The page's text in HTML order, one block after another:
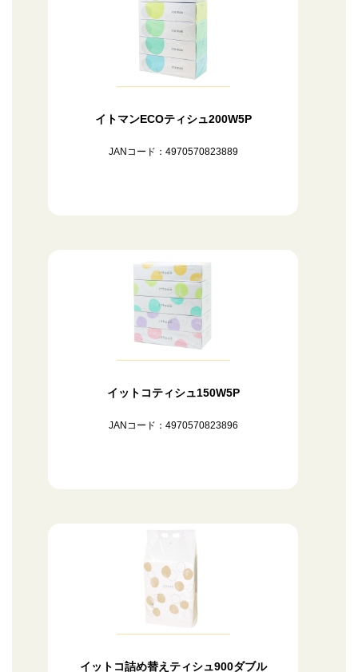
イトマンECOティシュ200W5P
JANコード：4970570823889
イットコティシュ150W5P
JANコード：4970570823896
イットコ詰め替えティシュ900ダブル